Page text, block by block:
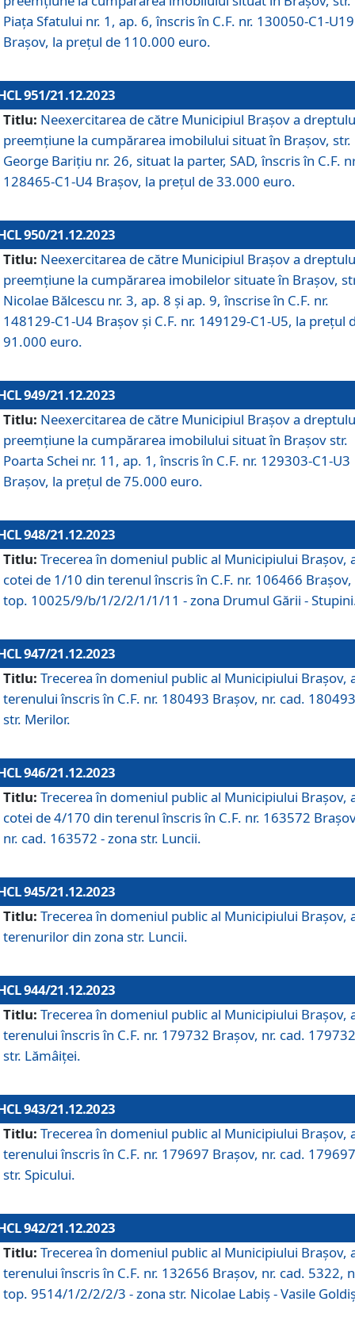
Piața Sfatului nr. 1, ap. 6, înscris în C.F. nr. 130050-C1-U19
Brașov, la prețul de 110.000 euro.
951/21.12.2023
Titlu: Neexercitarea de către Municipiul Brașov a
preemțiune la cumpărarea imobilului situat în Brașov, str.
George Barițiu nr. 26, situat la parter, SAD, înscris în C.F.
128465-C1-U4 Brașov, la prețul de 33.000 euro.
950/21.12.2023
Titlu: Neexercitarea de către Municipiul Brașov a
preemțiune la cumpărarea imobilelor situate în Brașov,
Nicolae Bălcescu nr. 3, ap. 8 și ap. 9, înscrise în C.F. nr.
148129-C1-U4 Brașov și C.F. nr. 149129-C1-U5, la prețul
91.000 euro.
949/21.12.2023
Titlu: Neexercitarea de către Municipiul Brașov a
preemțiune la cumpărarea imobilului situat în Brașov str.
Poarta Schei nr. 11, ap. 1, înscris în C.F. nr. 129303-C1-U3
Brașov, la prețul de 75.000 euro.
948/21.12.2023
Titlu: Trecerea în domeniul public al Municipiului Braşov,
cotei de 1/10 din terenul înscris în C.F. nr. 106466 Brașov,
top. 10025/9/b/1/2/2/1/1/11 - zona Drumul Gării -
947/21.12.2023
Titlu: Trecerea în domeniul public al Municipiului Braşov,
terenului înscris în C.F. nr. 180493 Brașov, nr. cad.
str. Merilor.
946/21.12.2023
Titlu: Trecerea în domeniul public al Municipiului Braşov,
cotei de 4/170 din terenul înscris în C.F. nr. 163572
nr. cad. 163572 - zona str. Luncii.
945/21.12.2023
Titlu: Trecerea în domeniul public al Municipiului Braşov,
terenurilor din zona str. Luncii.
944/21.12.2023
Titlu: Trecerea în domeniul public al Municipiului Braşov,
terenului înscris în C.F. nr. 179732 Brașov, nr. cad.
str. Lămâiței.
943/21.12.2023
Titlu: Trecerea în domeniul public al Municipiului Braşov,
terenului înscris în C.F. nr. 179697 Brașov, nr. cad.
str. Spicului.
942/21.12.2023
Titlu: Trecerea în domeniul public al Municipiului Braşov,
terenului înscris în C.F. nr. 132656 Brașov, nr. cad. 5322,
top. 9514/1/2/2/2/3 - zona str. Nicolae Labiș - Vasile